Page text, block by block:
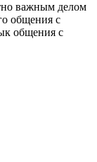
важным делом
общения с
общения с